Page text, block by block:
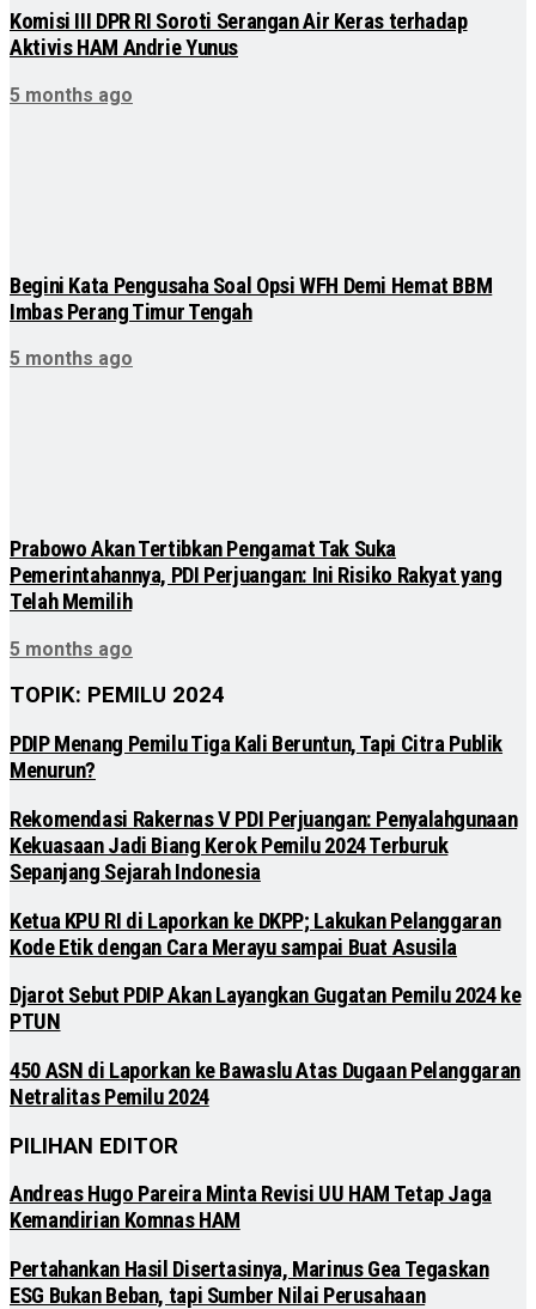
Komisi III DPR RI Soroti Serangan Air Keras terhadap
Aktivis HAM Andrie Yunus
5 months ago
Begini Kata Pengusaha Soal Opsi WFH Demi Hemat BBM
Imbas Perang Timur Tengah
5 months ago
Prabowo Akan Tertibkan Pengamat Tak Suka
Pemerintahannya, PDI Perjuangan: Ini Risiko Rakyat yang
Telah Memilih
5 months ago
TOPIK: PEMILU 2024
PDIP Menang Pemilu Tiga Kali Beruntun, Tapi Citra Publik
Menurun?
Rekomendasi Rakernas V PDI Perjuangan: Penyalahgunaan
Kekuasaan Jadi Biang Kerok Pemilu 2024 Terburuk
Sepanjang Sejarah Indonesia
Ketua KPU RI di Laporkan ke DKPP; Lakukan Pelanggaran
Kode Etik dengan Cara Merayu sampai Buat Asusila
Djarot Sebut PDIP Akan Layangkan Gugatan Pemilu 2024 ke
PTUN
450 ASN di Laporkan ke Bawaslu Atas Dugaan Pelanggaran
Netralitas Pemilu 2024
PILIHAN EDITOR
Andreas Hugo Pareira Minta Revisi UU HAM Tetap Jaga
Kemandirian Komnas HAM
Pertahankan Hasil Disertasinya, Marinus Gea Tegaskan
ESG Bukan Beban, tapi Sumber Nilai Perusahaan